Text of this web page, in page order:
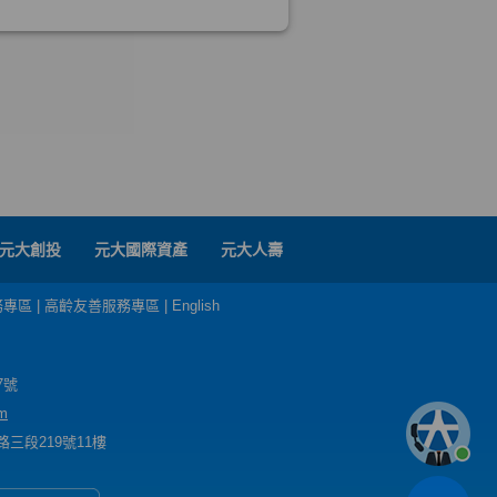
元大創投 元大國際資產 元大人壽
區 高齡友善服務專區 English
號
三段219號11樓